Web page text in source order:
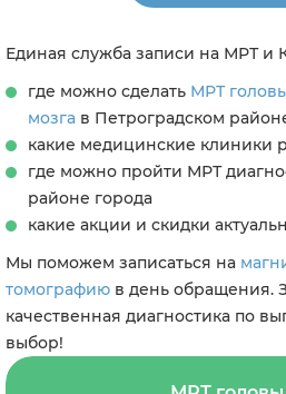
Единая служба записи на МРТ и
где можно сделать МРТ
мозга в Петроградском
какие медицинские клиники
где можно пройти МРТ
районе города
какие акции и скидки
Мы поможем записаться на
томографию в день обращения.
качественная диагностика по
выбор!